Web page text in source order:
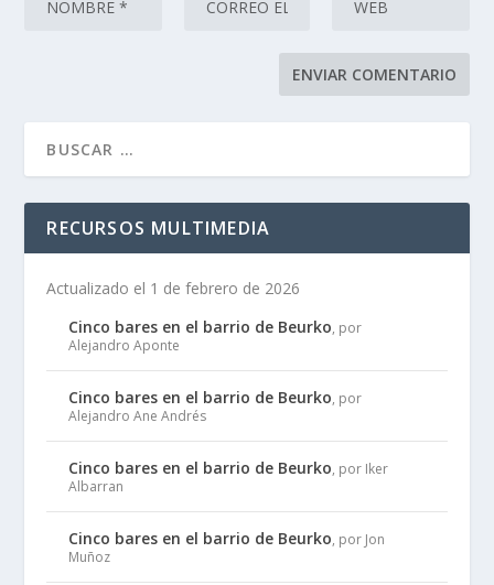
RECURSOS MULTIMEDIA
Actualizado el 1 de febrero de 2026
Cinco bares en el barrio de Beurko, por
Alejandro Aponte
Cinco bares en el barrio de Beurko, por
Alejandro Ane Andrés
Cinco bares en el barrio de Beurko, por Iker
Albarran
Cinco bares en el barrio de Beurko, por Jon
Muñoz